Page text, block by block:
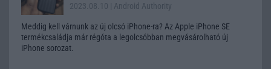
2023.08.10 | Android Authority
Meddig kell várnunk az új olcsó iPhone-ra? Az Apple iPhone SE
termékcsaládja már régóta a legolcsóbban megvásárolható új
iPhone sorozat.